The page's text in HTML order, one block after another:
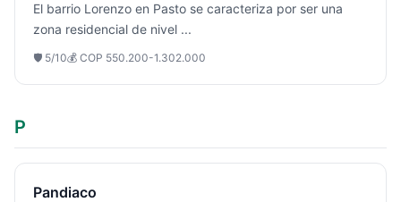
El barrio Lorenzo en Pasto se caracteriza por ser una
zona residencial de nivel ...
🛡️ 5/10💰 COP 550.200-1.302.000
P
Pandiaco